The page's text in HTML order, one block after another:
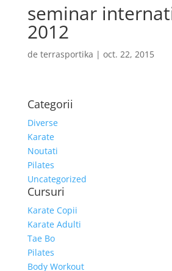
seminar
2012
de terrasportika | oct. 22, 2015
Categorii
Diverse
Karate
Noutati
Pilates
Uncategorized
Cursuri
Karate Copii
Karate Adulti
Tae Bo
Pilates
Body Workout